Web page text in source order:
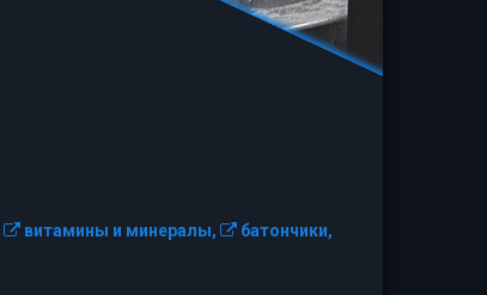
витамины и минералы,
батончики,